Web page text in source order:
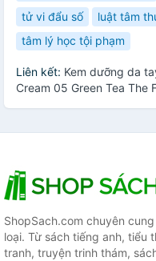
tử vi đẩu số
luật tâm
tâm lý học tội phạm
Liên kết: Kem dưỡng da
Cream 05 Green Tea The
ShopSach.com chuyên
loại. Từ sách tiếng anh, tiểu
tranh, truyện trinh thám,